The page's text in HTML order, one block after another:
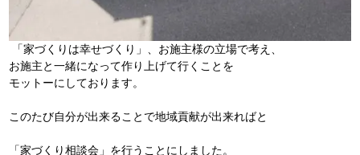
「家づくりは幸せづくり」、お施主様の立場で考え、
お施主と一緒になって作り上げて行くことを
モットーにしております。
このたび自分が出来ることで地域貢献が出来ればと
「家づくり相談会」を行うことにしました。